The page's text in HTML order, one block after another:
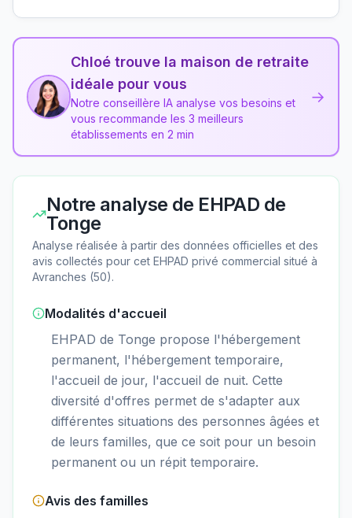
Chloé trouve la maison de retraite
idéale pour vous
Notre conseillère IA analyse vos besoins et
vous recommande les 3 meilleurs
établissements en 2 min
→
Notre analyse de EHPAD de
Tonge
Analyse réalisée à partir des données officielles et des
avis collectés pour cet EHPAD privé commercial situé à
Avranches (50).
Modalités d'accueil
EHPAD de Tonge propose l'hébergement
permanent, l'hébergement temporaire,
l'accueil de jour, l'accueil de nuit. Cette
diversité d'offres permet de s'adapter aux
différentes situations des personnes âgées et
de leurs familles, que ce soit pour un besoin
permanent ou un répit temporaire.
Avis des familles